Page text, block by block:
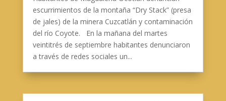
escurrimientos de la montaña “Dry Stack” (presa
de jales) de la minera Cuzcatlán y contaminación
del río Coyote. En la mañana del martes
veintitrés de septiembre habitantes denunciaron
a través de redes sociales un...